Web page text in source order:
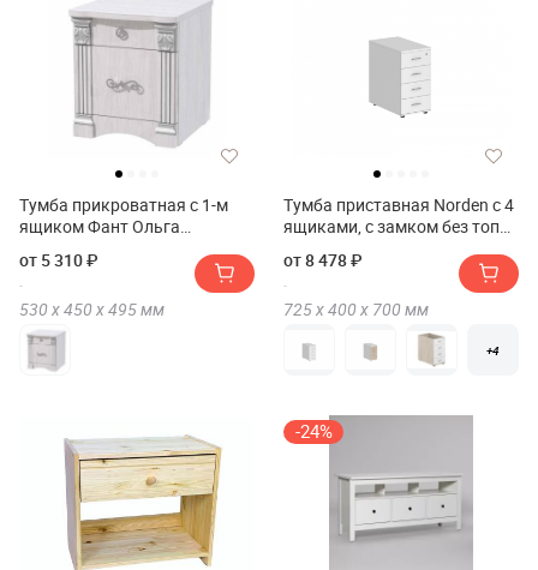
Тумба прикроватная с 1-м
ящиком Фант Ольга
м ящиком FANT Ольга 1Н)
от 5 310 ₽
530 х450 х495мм
Тумба приставная Norden с 4
ящиками, с замком без топа
от 8 478 ₽
725 х400 х 700 мм
+4
-24%